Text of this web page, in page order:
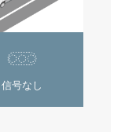
信号なし